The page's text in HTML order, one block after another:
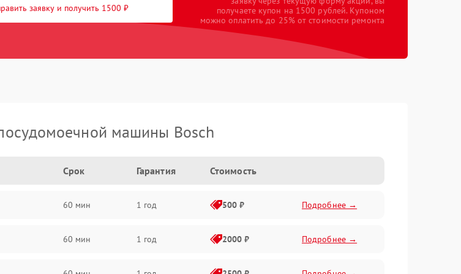
заявку и получить 1500 ₽
получаете купон на 1500 рублей. Купоном
можно оплатить до 25% от стоимости ремонта
машины Bosch
Срок Гарантия Стоимость
60 мин 1 год 500 ₽ Подробнее →
60 мин 1 год 2000 ₽ Подробнее →